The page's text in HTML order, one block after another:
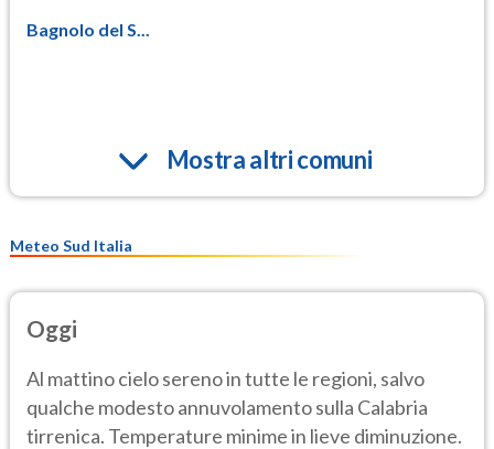
Bagnolo del S...
Mostra altri comuni
Meteo Sud Italia
Oggi
Al mattino cielo sereno in tutte le regioni, salvo
qualche modesto annuvolamento sulla Calabria
tirrenica. Temperature minime in lieve diminuzione.